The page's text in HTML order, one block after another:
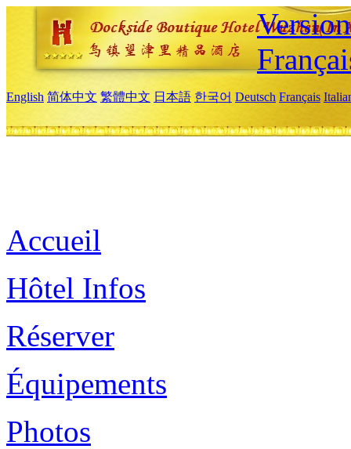
English 简体中文 繁體中文 日本語 한국어 Deutsch Français
Accueil
Hôtel Infos
Réserver
Équipements
Photos